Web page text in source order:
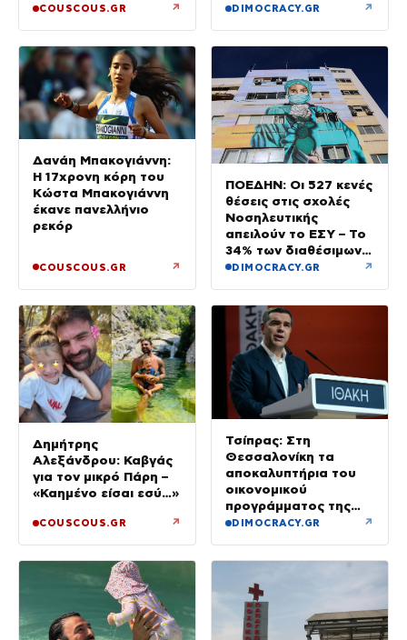
COUSCOUS.GR ↗ DIMOCRACY.GR ↗
Δανάη Μπακογιάννη:
Η 17χρονη κόρη του
Κώστα Μπακογιάννη
έκανε πανελλήνιο
ρεκόρ
COUSCOUS.GR ↗
ΠΟΕΔΗΝ: Οι 527 κενές
θέσεις στις σχολές
Νοσηλευτικής
απειλούν το ΕΣΥ – Το
34% των διαθέσιμων
δεν καλύφθηκε
DIMOCRACY.GR ↗
Δημήτρης
Αλεξάνδρου: Καβγάς
για τον μικρό Πάρη –
«Καημένο είσαι εσύ…»
COUSCOUS.GR ↗
Τσίπρας: Στη
Θεσσαλονίκη τα
αποκαλυπτήρια του
οικονομικού
προγράμματος της
ΕΛ.Α.Σ.
DIMOCRACY.GR ↗